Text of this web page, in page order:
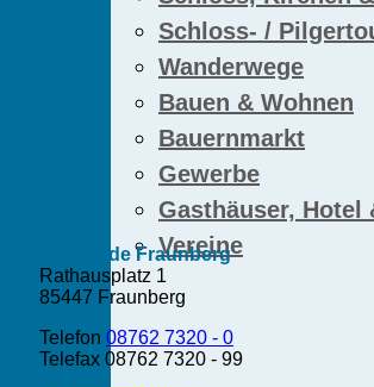
Schloss- /
Wanderwege
Bauen & Wohnen
Bauernmarkt
Gewerbe
Gasthäuser, Hotel
Vereine
Gemeinde Fraunberg
Rathausplatz 1
85447 Fraunberg
Telefon 08762 7320 - 0
Telefax 08762 7320 - 99